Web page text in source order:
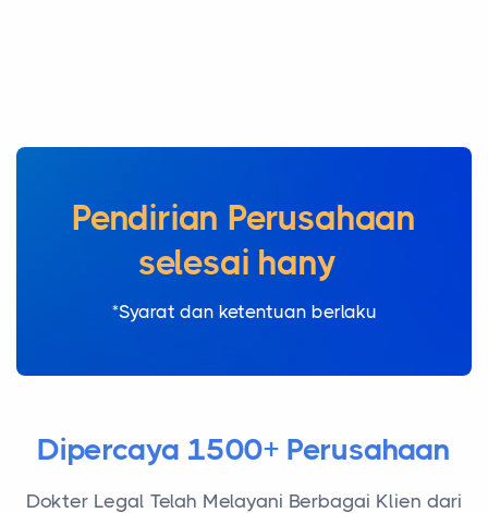
Pendirian Perusahaan
s
*Syarat dan ketentuan berlaku
Dipercaya 1500+ Perusahaan
Dokter Legal Telah Melayani Berbagai Klien dari